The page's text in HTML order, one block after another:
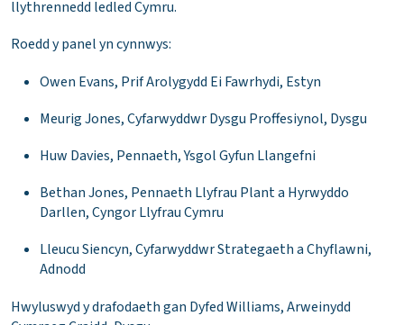
llythrennedd ledled Cymru.
Roedd y panel yn cynnwys:
Owen Evans, Prif Arolygydd Ei Fawrhydi, Estyn
Meurig Jones, Cyfarwyddwr Dysgu Proffesiynol, Dysgu
Huw Davies, Pennaeth, Ysgol Gyfun Llangefni
Bethan Jones, Pennaeth Llyfrau Plant a Hyrwyddo
Darllen, Cyngor Llyfrau Cymru
Lleucu Siencyn, Cyfarwyddwr Strategaeth a Chyflawni,
Adnodd
Hwyluswyd y drafodaeth gan Dyfed Williams, Arweinydd